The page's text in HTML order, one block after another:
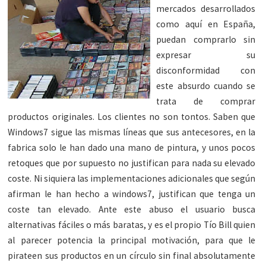
mercados desarrollados
como aquí en España,
puedan comprarlo sin
expresar su
disconformidad con
este absurdo cuando se
trata de comprar
productos originales. Los clientes no son tontos. Saben que
Windows7 sigue las mismas líneas que sus antecesores, en la
fabrica solo le han dado una mano de pintura, y unos pocos
retoques que por supuesto no justifican para nada su elevado
coste. Ni siquiera las implementaciones adicionales que según
afirman le han hecho a windows7, justifican que tenga un
coste tan elevado. Ante este abuso el usuario busca
alternativas fáciles o más baratas, y es el propio Tío Bill quien
al parecer potencia la principal motivación, para que le
pirateen sus productos en un círculo sin final absolutamente